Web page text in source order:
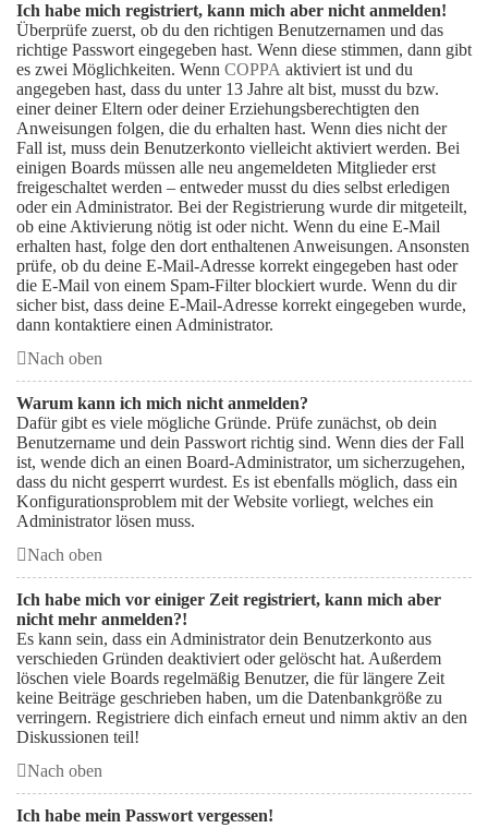
Ich habe mich registriert, kann mich aber nicht anmelden!
Überprüfe zuerst, ob du den richtigen Benutzernamen und das
richtige Passwort eingegeben hast. Wenn diese stimmen, dann gibt
es zwei Möglichkeiten. Wenn COPPA aktiviert ist und du
angegeben hast, dass du unter 13 Jahre alt bist, musst du bzw.
einer deiner Eltern oder deiner Erziehungsberechtigten den
Anweisungen folgen, die du erhalten hast. Wenn dies nicht der
Fall ist, muss dein Benutzerkonto vielleicht aktiviert werden. Bei
einigen Boards müssen alle neu angemeldeten Mitglieder erst
freigeschaltet werden – entweder musst du dies selbst erledigen
oder ein Administrator. Bei der Registrierung wurde dir mitgeteilt,
ob eine Aktivierung nötig ist oder nicht. Wenn du eine E-Mail
erhalten hast, folge den dort enthaltenen Anweisungen. Ansonsten
prüfe, ob du deine E-Mail-Adresse korrekt eingegeben hast oder
die E-Mail von einem Spam-Filter blockiert wurde. Wenn du dir
sicher bist, dass deine E-Mail-Adresse korrekt eingegeben wurde,
dann kontaktiere einen Administrator.
Nach oben
Warum kann ich mich nicht anmelden?
Dafür gibt es viele mögliche Gründe. Prüfe zunächst, ob dein
Benutzername und dein Passwort richtig sind. Wenn dies der Fall
ist, wende dich an einen Board-Administrator, um sicherzugehen,
dass du nicht gesperrt wurdest. Es ist ebenfalls möglich, dass ein
Konfigurationsproblem mit der Website vorliegt, welches ein
Administrator lösen muss.
Nach oben
Ich habe mich vor einiger Zeit registriert, kann mich aber
nicht mehr anmelden?!
Es kann sein, dass ein Administrator dein Benutzerkonto aus
verschieden Gründen deaktiviert oder gelöscht hat. Außerdem
löschen viele Boards regelmäßig Benutzer, die für längere Zeit
keine Beiträge geschrieben haben, um die Datenbankgröße zu
verringern. Registriere dich einfach erneut und nimm aktiv an den
Diskussionen teil!
Nach oben
Ich habe mein Passwort vergessen!